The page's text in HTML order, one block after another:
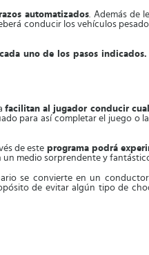
automatizados. Además de
conducir los vehículos
uno de los pasos indicados.
facilitan al jugador conducir
para así completar el juego o
de este programa podrá
un medio sorprendente y
se convierte en un
de evitar algún tipo de